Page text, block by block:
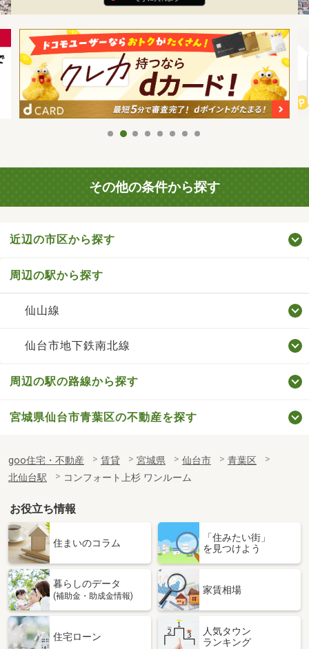
その他の条件から探す
近辺の市区から探す
周辺の駅から探す
仙山線
仙台市地下鉄南北線
周辺の駅の路線から探す
宮城県仙台市青葉区の不動産を探す
goo住宅・不動産 賃貸 宮城県 仙台市
青葉区
北仙台駅
コンフォート上杉 ワンルーム
お役立ち情報
住まいのコラム
「住みたい街」
を見つけよう
暮らしのデータ
(補助金・助成金情報)
家賃相場
住宅ローン
人気タウン
ランキング